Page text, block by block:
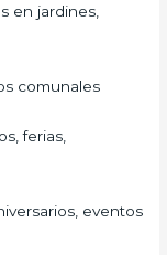
en jardines,
comunales
ferias,
eventos